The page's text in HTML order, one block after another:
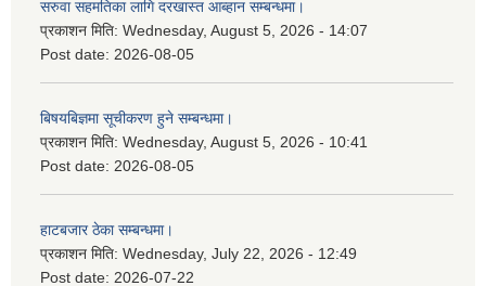
सरुवा सहमतिका लागि दरखास्त आब्हान सम्बन्धमा।
प्रकाशन मिति: Wednesday, August 5, 2026 - 14:07
Post date: 2026-08-05
बिषयबिज्ञमा सूचीकरण हुने सम्बन्धमा।
प्रकाशन मिति: Wednesday, August 5, 2026 - 10:41
Post date: 2026-08-05
हाटबजार ठेका सम्बन्धमा।
प्रकाशन मिति: Wednesday, July 22, 2026 - 12:49
Post date: 2026-07-22